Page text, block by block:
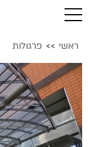
ראשי >> פרגולות